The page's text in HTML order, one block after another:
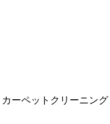
カーペットクリーニング